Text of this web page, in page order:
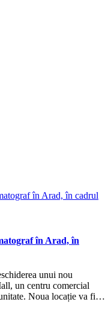
în Arad, în
unui nou
un centru comercial
Noua locație va fi…